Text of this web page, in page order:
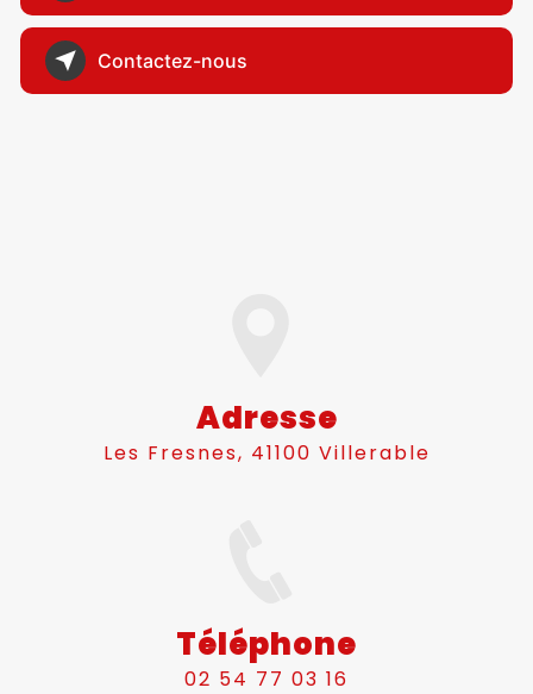
Contactez-nous
Adresse
Les Fresnes, 41100 Villerable
Téléphone
02 54 77 03 16